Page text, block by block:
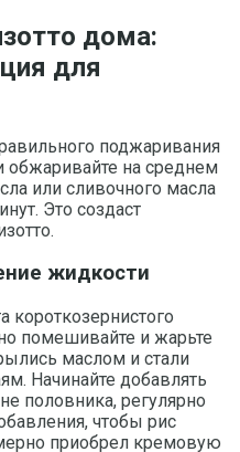
дома:
для
поджаривания
обжаривайте на среднем
или сливочного масла
Это создаст
жидкости
короткозернистого
помешивайте и жарьте
маслом и стали
Начинайте добавлять
половника, регулярно
чтобы рис
приобрел кремовую